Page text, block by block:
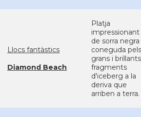
Llocs fantàstics
Diamond Beach
Platja
impressionant
de sorra negra
coneguda pels
grans i brillants
fragments
d'iceberg a la
deriva que
arriben a terra.